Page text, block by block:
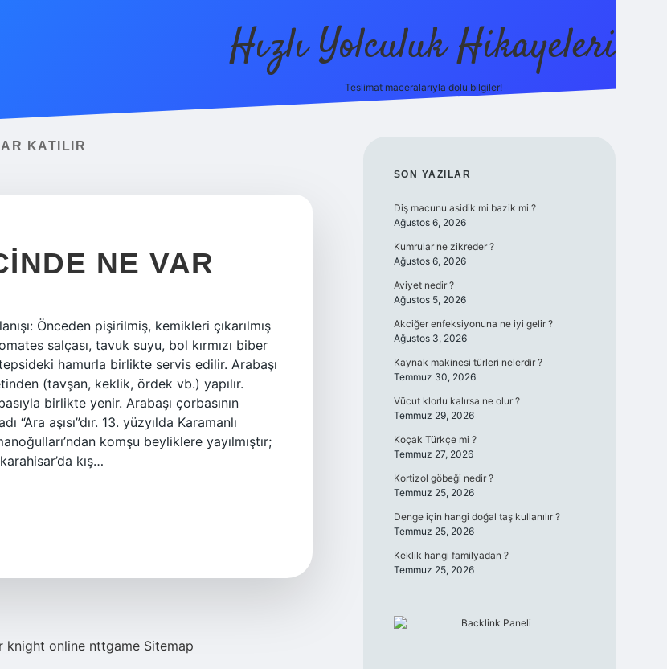
Hızlı Yolculuk Hikayeleri
Teslimat maceralarıyla dolu bilgiler!
KATILIR
NE VAR
Önceden pişirilmiş, kemikleri çıkarılmış
salçası, tavuk suyu, bol kırmızı biber
hamurla birlikte servis edilir. Arabaşı
(tavşan, keklik, ördek vb.) yapılır.
birlikte yenir. Arabaşı çorbasının
aşısı”dır. 13. yüzyılda Karamanlı
komşu beyliklere yayılmıştır;
kış…
knight online nttgame Sitemap
SIDEBAR
SON YAZILAR
Diş macunu asidik mi bazik mi ?
Ağustos 6, 2026
Kumrular ne zikreder ?
Ağustos 6, 2026
Aviyet nedir ?
Ağustos 5, 2026
Akciğer enfeksiyonuna ne iyi gelir ?
Ağustos 3, 2026
Kaynak makinesi türleri nelerdir ?
Temmuz 30, 2026
Vücut klorlu kalırsa ne olur ?
Temmuz 29, 2026
Koçak Türkçe mi ?
Temmuz 27, 2026
Kortizol göbeği nedir ?
Temmuz 25, 2026
Denge için hangi doğal taş kullanılır ?
Temmuz 25, 2026
Keklik hangi familyadan ?
Temmuz 25, 2026